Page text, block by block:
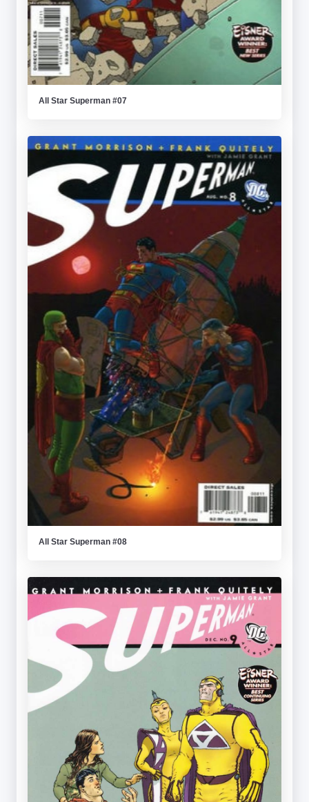
All Star Superman #07
All Star Superman #08